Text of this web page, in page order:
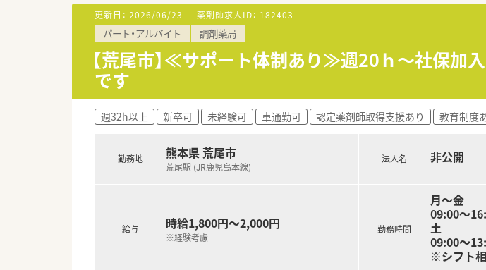
【募集背景と求める人物像について】
■体制強化に向けた定期採用を行っており、調剤未経験の方から
■45歳以下で職歴が5社以下の方を対象としており、新婚の方や第
■調剤経験がある方はもちろん、35歳くらいまでであれば調剤未
■医療機関の開業支援まで手がけているため関係性が非常に良好
■健康サポート薬局の届出数が全国1位の実績を誇り、地域住民
【求人情報について】
■正社員としての雇用形態となり、想定年収はこれまでのご経験
■昇給は年1回、賞与は年2回で約3.6ヶ月分の支給実績があり、
■薬剤師手当のほかに最大7万円の地域手当や家族手当、時間外
【勤務実態について】
■1ヶ月変形労働時間制を採用しており、週平均40時間を超えな
■年間休日は約124日と大変多く、入社当日から有給休暇が付与
■年度に1回は最低5日間の連続休暇を取得できる制度やメモリ
更新日： 2026/06/23 薬剤師求人ID： 182403
パート・アルバイト 調剤薬局
【荒尾市】≪サポート体制あり≫週20ｈ～社保加
です
週32h以上 新卒可 未経験可 車通勤可 認定薬剤師取得支援あり 教育制度
勤務地 熊本県 荒尾市
荒尾駅 (JR鹿児島本線)
給与 時給1,800円～2,000円
※経験考慮
法人名 非公開
勤務時間
月～金
09:00～
土
09:00～
※シフト